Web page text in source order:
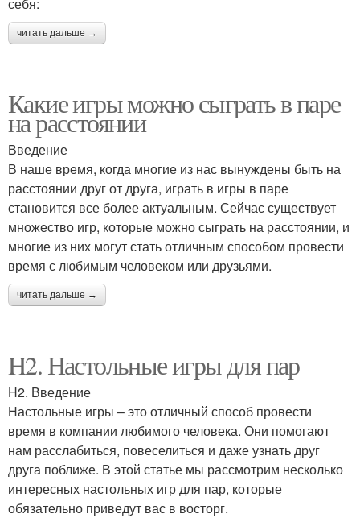
читать дальше →
Какие игры можно сыграть в паре
на расстоянии
Введение
В наше время, когда многие из нас вынуждены быть на
расстоянии друг от друга, играть в игры в паре
становится все более актуальным. Сейчас существует
множество игр, которые можно сыграть на расстоянии, и
многие из них могут стать отличным способом провести
время с любимым человеком или друзьями.
читать дальше →
H2. Настольные игры для пар
H2. Введение
Настольные игры – это отличный способ провести
время в компании любимого человека. Они помогают
нам расслабиться, повеселиться и даже узнать друг
друга поближе. В этой статье мы рассмотрим несколько
интересных настольных игр для пар, которые
обязательно приведут вас в восторг.